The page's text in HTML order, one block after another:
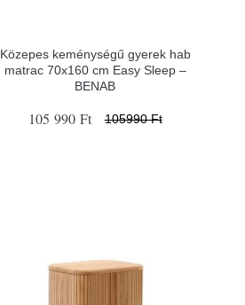
Közepes keménységű gyerek hab
matrac 70x160 cm Easy Sleep –
BENAB
105 990 Ft 105990 Ft